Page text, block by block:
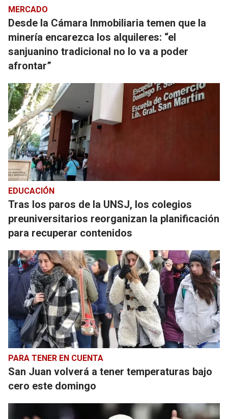
MERCADO
Desde la Cámara Inmobiliaria temen que la
minería encarezca los alquileres: “el
sanjuanino tradicional no lo va a poder
afrontar”
EDUCACIÓN
Tras los paros de la UNSJ, los colegios
preuniversitarios reorganizan la planificación
para recuperar contenidos
PARA TENER EN CUENTA
San Juan volverá a tener temperaturas bajo
cero este domingo